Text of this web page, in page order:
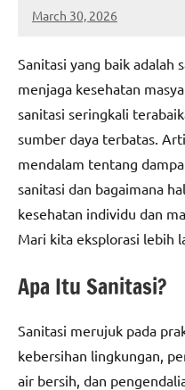
March 30, 2026
admin
Sanitasi yang baik adalah
menjaga kesehatan
sanitasi seringkali
sumber daya terbatas.
mendalam tentang
sanitasi dan bagaimana
kesehatan individu dan
Mari kita eksplorasi lebih
Apa Itu Sanitasi?
Sanitasi merujuk pada
kebersihan lingkungan,
air bersih, dan